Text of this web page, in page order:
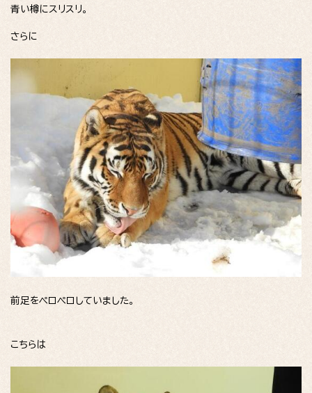
青い樽にスリスリ。
さらに
前足をペロペロしていました。
こちらは